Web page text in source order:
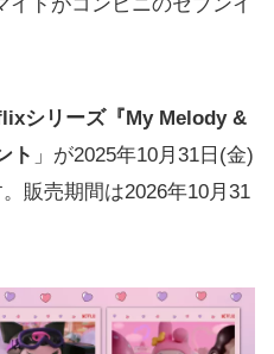
シリーズ『My Melody &
ト 」が2025年10月31日(金)
販売期間は2026年10月31